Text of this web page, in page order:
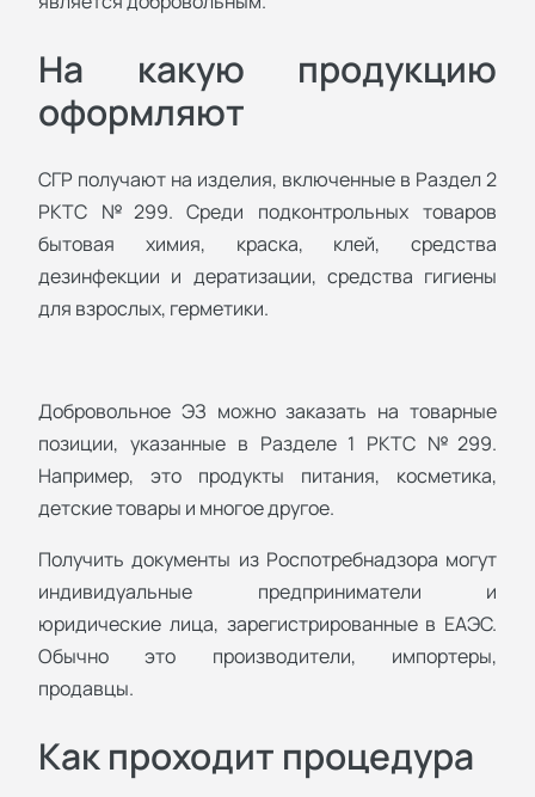
На какую продукцию
оформляют
СГР получают на изделия, включенные в Раздел 2
РКТС №299. Среди подконтрольных товаров
бытовая химия, краска, клей, средства
дезинфекции и дератизации, средства гигиены
для взрослых, герметики.
Добровольное ЭЗ можно заказать на товарные
позиции, указанные в Разделе 1 РКТС №299.
Например, это продукты питания, косметика,
детские товары и многое другое.
Получить документы из Роспотребнадзора могут
индивидуальные предприниматели и
юридические лица, зарегистрированные в ЕАЭС.
Обычно это производители, импортеры,
продавцы.
Как проходит процедура